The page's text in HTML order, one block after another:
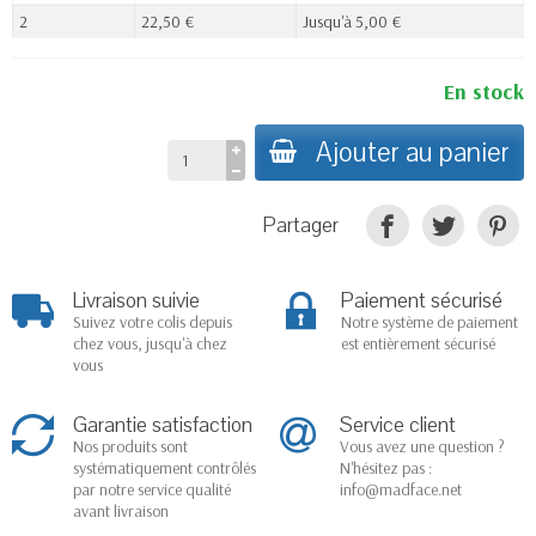
2
22,50 € Jusqu'à 5,00 €
En stock
Ajouter au panier
Partager
Livraison suivie
Suivez votre colis depuis
chez vous, jusqu'à chez
vous
Paiement sécurisé
Notre système de paiement
est entièrement sécurisé
Garantie satisfaction
Nos produits sont
systématiquement contrôlés
par notre service qualité
avant livraison
Service client
Vous avez une question ?
N'hésitez pas :
info@madface.net